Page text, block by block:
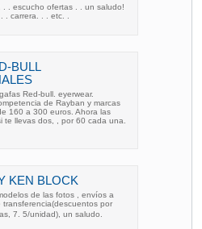
. escucho ofertas . . un saludo!
. carrera. . . etc. .
BULL
Red-bull. eyerwear.
de Rayban y marcas
160 a 300 euros. Ahora las
te llevas dos, , por 60 cada una.
KEN BLOCK
de las fotos , envíos a
por
7. 5/unidad), un saludo.